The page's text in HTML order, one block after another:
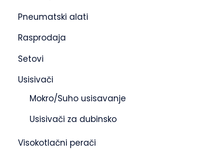
Pneumatski alati
Rasprodaja
Setovi
Usisivači
Mokro/Suho usisavanje
Usisivači za dubinsko
Visokotlačni perači